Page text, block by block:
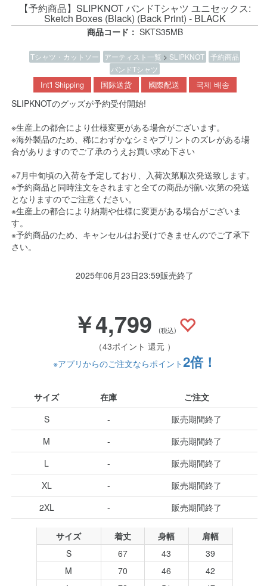
【予約商品】SLIPKNOT バンドTシャツ ユニセックス:
Sketch Boxes (Black) (Back Print) - BLACK
商品コード： SKTS35MB
Tシャツ・カットソー アーティスト一覧 > SLIPKNOT 予約商品
バンドTシャツ
Int'l Shipping 国际送货 國際配送 국제 배송
SLIPKNOTのグッズが予約受付開始!
※生産上の都合により仕様変更がある場合がございます。
※海外製品のため、稀にわずかなシミやプリントのズレがある場
合がありますのでご了承のうえお買い求め下さい
※7月中旬頃の入荷を予定しており、入荷次第順次発送致します。
※予約商品と同時注文をされますと全ての商品が揃い次第の発送
となりますのでご注意ください。
※生産上の都合により納期や仕様に変更がある場合がございま
す。
※予約商品のため、キャンセルはお受けできませんのでご了承下
さい。
2025年06月23日23:59販売終了
￥4,799 (税込)
（43ポイント 還元 ）
※アプリからのご注文ならポイント2倍！
サイズ 在庫
ご注文
S
-
販売期間終了
M
-
販売期間終了
L
-
販売期間終了
XL
-
販売期間終了
2XL
- 販売期間終了
サイズ 着丈 身幅
肩幅
S
67 43
39
M
70 46
42